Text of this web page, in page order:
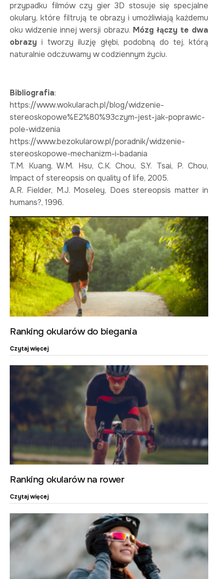
przypadku filmów czy gier 3D stosuje się specjalne
okulary, które filtrują te obrazy i umożliwiają każdemu
oku widzenie innej wersji obrazu. Mózg łączy te dwa
obrazy i tworzy iluzję głębi, podobną do tej, którą
naturalnie odczuwamy w codziennym życiu.
Bibliografia:
https://www.wokularach.pl/blog/widzenie-
stereoskopowe%E2%80%93czym-jest-jak-poprawic-
pole-widzenia
https://www.bezokularow.pl/poradnik/widzenie-
stereoskopowe-mechanizm-i-badania
T.M. Kuang, W.M. Hsu, C.K. Chou, S.Y. Tsai, P. Chou,
Impact of stereopsis on quality of life, 2005.
A.R. Fielder, M.J. Moseley, Does stereopsis matter in
humans?, 1996.
Ranking okularów do biegania
Czytaj więcej
Ranking okularów na rower
Czytaj więcej